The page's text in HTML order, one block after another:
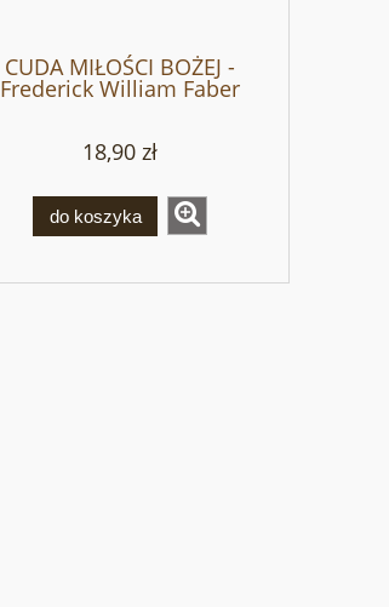
CUDA MIŁOŚCI BOŻEJ -
Frederick William Faber
18,90 zł
do koszyka